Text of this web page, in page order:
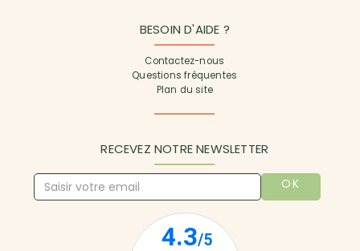
BESOIN D'AIDE ?
Contactez-nous
Questions fréquentes
Plan du site
RECEVEZ NOTRE NEWSLETTER
OK